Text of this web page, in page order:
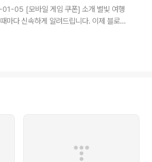
바일 게임 쿠폰] 소개 별빛 여행
신속하게 알려드립니다. 이제 블로
든 것을